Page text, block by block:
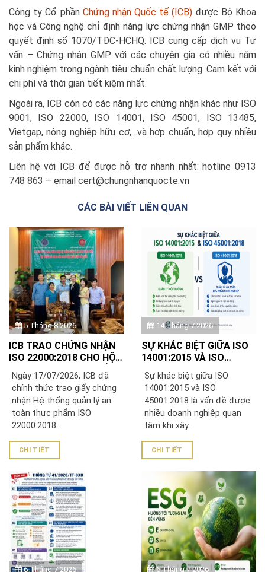
Công ty Cổ phần Chứng nhận Quốc tế (ICB) được Bộ Khoa
học và Công nghệ chỉ định năng lực chứng nhận GMP theo
quyết định số 1070/TĐC-HCHQ. ICB cung cấp dịch vụ Tư
vấn – Chứng nhận GMP với các chuyên gia có nhiều năm
kinh nghiệm trong ngành tiêu chuẩn chất lượng. Cam kết với
chi phí và thời gian tiết kiệm nhất.
Ngoài ra, ICB còn có các năng lực chứng nhận khác như ISO
9001, ISO 22000, ISO 14001, ISO 45001, ISO 13485,
Vietgap, nông nghiệp hữu cơ,…và hợp chuẩn, hợp quy nhiều
sản phẩm khác.
Liên hệ với ICB để được hỗ trợ nhanh nhất: hotline 0913
748 863 – email cert@chungnhanquocte.vn
CÁC BÀI VIẾT LIÊN QUAN
5 Tháng 8 2026
ICB TRAO CHỨNG NHẬN
ISO 22000:2018 CHO HỘ
KINH DOANH RƯỢU HẢI
LUÂN
Ngày 17/07/2026, ICB đã
chính thức trao giấy chứng
nhận Hệ thống quản lý an
toàn thực phẩm ISO
22000:2018...
CHI TIẾT
14 Tháng 7 2026
SỰ KHÁC BIỆT GIỮA ISO
14001:2015 VÀ ISO
45001:2018
Sự khác biệt giữa ISO
14001:2015 và ISO
45001:2018 là vấn đề được
nhiều doanh nghiệp quan
tâm khi xây...
CHI TIẾT
6 Tháng 7 2026 6 Tháng 7 2026